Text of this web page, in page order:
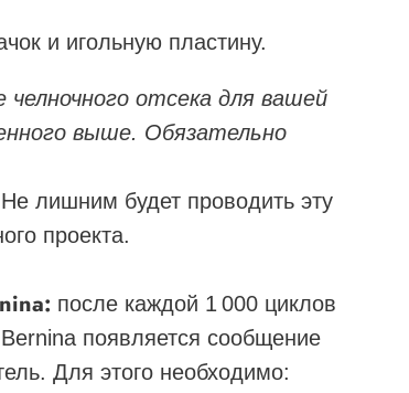
и игольную пластину.
отсека для вашей
выше. Обязательно
лишним будет проводить эту
проекта.
после каждой 1 000 циклов
появляется сообщение
Для этого необходимо: